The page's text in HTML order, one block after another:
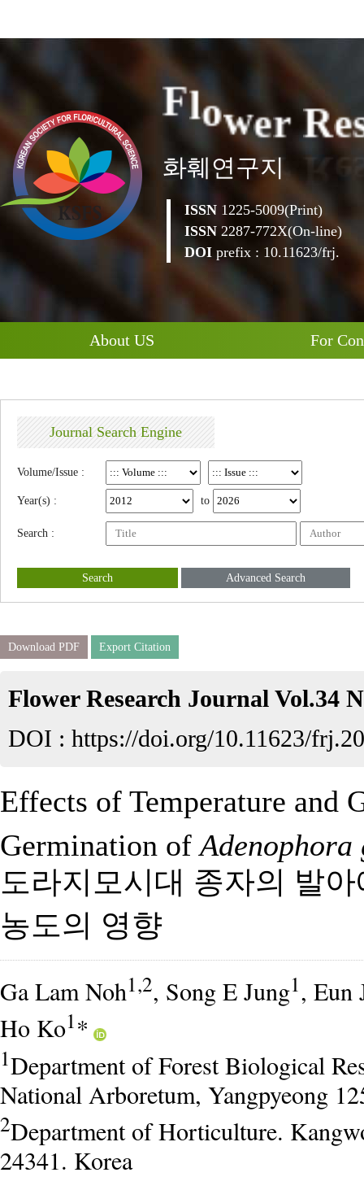
Flower Re
화훼연구지
ISSN 1225-5009(Print)
ISSN 2287-772X(On-line)
DOI prefix : 10.11623/frj.
About US For
Journal Search Engine
Volume/Issue :
Year(s) : to
Search :
Search Advanced Search
Download PDF Export Citation
Flower Research Journal Vol.34
DOI : https://doi.org/10.11623/
Effects of Temperature and
Germination of
도라지모시대 종자의 발
농도의 영향
Ga Lam Noh1,2, Song E Jung1, Eun
Ho Ko1*
1Department of Forest Biological
National Arboretum, Yangpyeong
2Department of Horticulture.
24341. Korea